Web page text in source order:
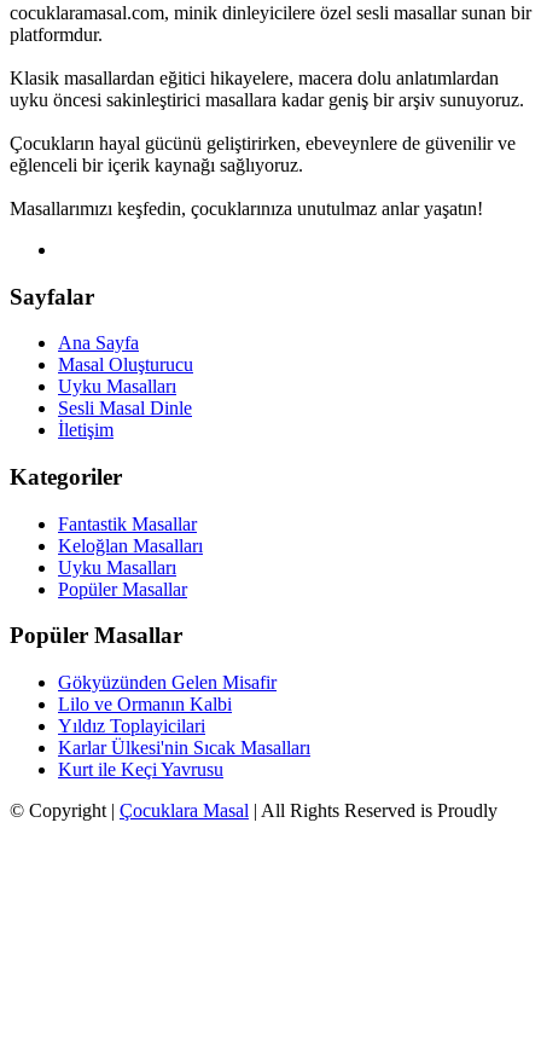
cocuklaramasal.com, minik dinleyicilere özel sesli masallar sunan bir
platformdur.
Klasik masallardan eğitici hikayelere, macera dolu anlatımlardan
uyku öncesi sakinleştirici masallara kadar geniş bir arşiv sunuyoruz.
Çocukların hayal gücünü geliştirirken, ebeveynlere de güvenilir ve
eğlenceli bir içerik kaynağı sağlıyoruz.
Masallarımızı keşfedin, çocuklarınıza unutulmaz anlar yaşatın!
Sayfalar
Ana Sayfa
Masal Oluşturucu
Uyku Masalları
Sesli Masal Dinle
İletişim
Kategoriler
Fantastik Masallar
Keloğlan Masalları
Uyku Masalları
Popüler Masallar
Popüler Masallar
Gökyüzünden Gelen Misafir
Lilo ve Ormanın Kalbi
Yıldız Toplayicilari
Karlar Ülkesi'nin Sıcak Masalları
Kurt ile Keçi Yavrusu
© Copyright | Çocuklara Masal | All Rights Reserved is Proudly